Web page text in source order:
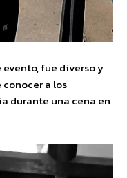
evento, fue diverso y
a los
durante una cena en